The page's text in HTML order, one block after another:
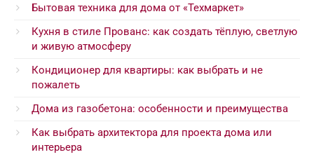
Бытовая техника для дома от «Техмаркет»
Кухня в стиле Прованс: как создать тёплую, светлую
и живую атмосферу
Кондиционер для квартиры: как выбрать и не
пожалеть
Дома из газобетона: особенности и преимущества
Как выбрать архитектора для проекта дома или
интерьера